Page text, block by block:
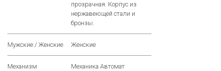
прозрачная. Корпус из
нержавеющей стали и
бронзы.
Мужские / Женские Женские
Механизм Механика Автомат